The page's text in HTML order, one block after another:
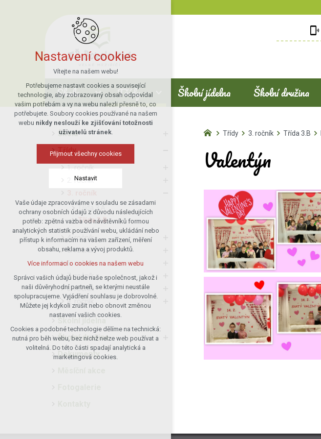
Škola Třídy Školní jídelna Školní družina
Škola
Třídy
1. ročník
2. ročník
Třída 3.A
Třída 3.B
4. ročník
5. ročník
6. ročník
7. ročník
8. ročník
9. ročník
Školní družina
Dokumenty
Třídy 3. ročník Třída 3.B
Valentýn
Nastavení cookies
Vítejte na našem webu!
Potřebujeme nastavit cookies a související
technologie, aby zobrazovaný obsah odpovídal
vašim potřebám a vy na webu nalezli přesně to, co
potřebujete. Soubory cookies používané na našem
webu nikdy neslouží ke zjišťování totožnosti
uživatelů stránek.
Přijmout všechny cookies
Nastavit
Technická cookies
nutná pro provozování webu
udržení kontextu stránek (session):
případná přihlášení, volby jazyka, apod.
Volitelná cookies
analytická pro anonymizované
vyhodnocení návštěvnosti
marketingová cookies (Google)
Více informací o cookies na našem webu
Přijmout všechny cookies
Odmítnout vše
Vaše údaje zpracováváme v souladu se zásadami
ochrany osobních údajů z důvodu následujících
potřeb: zpětná vazba od návštěvníků formou
analytických statistik používání webu, ukládání nebo
přístup k informacím na vašem zařízení, měření
obsahu, reklama a vývoj produktů.
Více informací o cookies na našem webu
Správci vašich údajů bude naše společnost, jakož i
naši důvěryhodní partneři, se kterými neustále
spolupracujeme. Vyjádření souhlasu je dobrovolné.
Můžete jej kdykoli zrušit nebo obnovit změnou
nastavení vašich cookies.
Cookies a podobné technologie dělíme na technická:
nutná pro běh webu, bez nichž nelze web používat a
volitelná. Do této části spadají analytická a
marketingová cookies.